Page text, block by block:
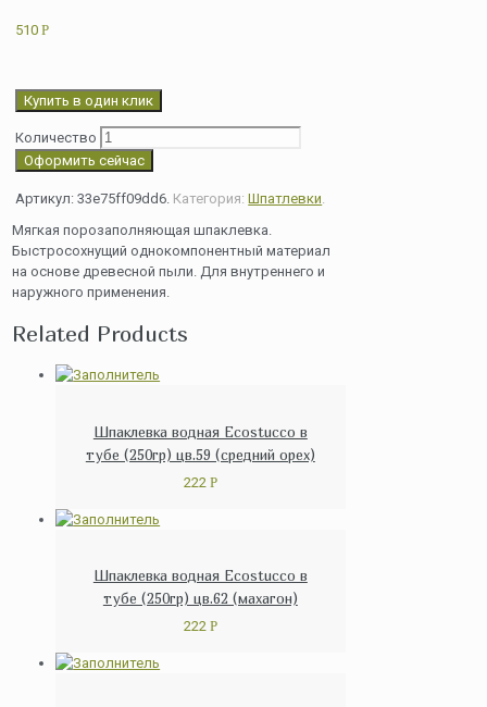
510Р
Купить в один клик
Количество
Оформить сейчас
Артикул:33e75ff09dd6. Категория:Шпатлевки.
Мягкая порозаполняющая шпаклевка.
Быстросохнущий однокомпонентный материал
на основе древесной пыли. Для внутреннего и
наружного применения.
Related Products
Шпаклевка водная Ecostucco в
тубе (250гр) цв.59 (средний орех)
222 Р
Шпаклевка водная Ecostucco в
тубе (250гр) цв.62 (махагон)
222 Р